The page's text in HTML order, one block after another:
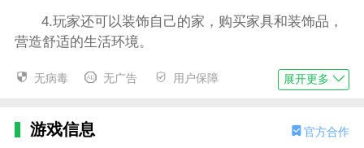
4.玩家还可以装饰自己的家，购买家具和装饰品，
营造舒适的生活环境。
外卖模拟器 游戏免费安装入口亮点
2.需要在游戏中快速启动相应的冒险!
无病毒 无广告 用户保障 展开更多
游戏信息 官方合作